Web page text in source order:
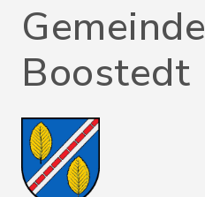
Gemeinde
Boostedt